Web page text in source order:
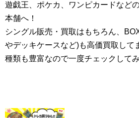
遊戯王、ポケカ、ワンピカードなど
本舗へ！
シングル販売・買取はもちろん、
やデッキケースなど)も高価買取して
種類も豊富なので一度チェックして